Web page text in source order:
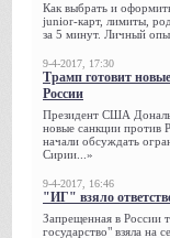
Как выбрать и
junior-карт, лимиты,
за 5 минут. Личный
9-4-2017, 17:30
Трамп готовит
России
Президент США
новые санкции против
начали обсуждать
Сирии...»
9-4-2017, 16:46
"ИГ" взяло
Запрещенная в России
государство" взяла на